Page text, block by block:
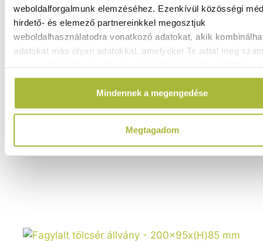
weboldalforgalmunk elemzéséhez. Ezenkívül közösségi
hirdető- és elemező partnereinkkel megosztjuk
weboldalhasználatodra vonatkozó adatokat, akik
adatokat más olyan adatokkal, amelyeket Te adtál meg
Mindennek a megengedése
Megtagadom
(3.756Ft+ ÁFA)
KOSÁRBA